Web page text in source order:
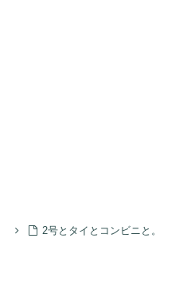
2号とタイとコンビニと。